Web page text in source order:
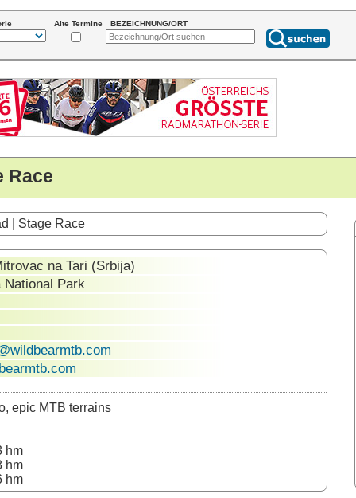
Alte Termine BEZEICHNUNG/ORT
Race
| Stage Race
na Tari (Srbija)
National Park
epic MTB terrains
hm
hm
hm